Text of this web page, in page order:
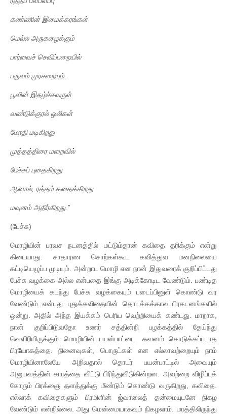
கண்ணின் இமைக்கரங்கள்
மெல்ல அருகழைக்கும்
பார்வைச் செவிப்பறையில்
பருவம் முரசறையும்.
பூவின் இதழ்ச்சுவருள்
வண்டுக்குரல் ஒலிகள்
மோதி மடிகிறது
முத்தத்திரை மறைவில்
பேச்சுப் புதைகிறது
ஆனால், ரத்தம் கதைக்கிறது
மவுனம் அதிர்கிறது. ”
(பேச்சு)
மொழியின் பரவச நடனத்தில் மட்டும்தான் கவிதை தரிக்கும் என்று
கிடையாது. சாதாரண சொற்கள்கூட கவித்துவ மனநிலையை
கட்டியெழுப்ப முடியும். அன்றாட மொழி என நான் இதுவரைக் குறிப்பிட்டது
பேச்சு வழக்கை அல்ல என்பதை இங்கு அடிக்கோடிட வேண்டும். பண்டித
மொழியைக் கடந்து பேச்சு வழக்கையும் படைப்பினுள் கொண்டு வர
வேண்டும் என்பது புதுக்கவிதையின் தொடக்கக்கால பிரகடனங்களில்
ஒன்று. அதில் அந்த இயக்கம் பெரிய வெற்றியைக் கண்டது. மாறாக,
நான் குறிப்பிடுவதோ உணர் சத்தின்றி பழக்கத்தில் தேய்ந்து
வெளிரியிருக்கும் மொழியின் பயன்பாட்டை. கவனம் கொடுக்கப்படாத
பிரயோகத்தை. நினைவுகள், பொருட்கள் என எல்லாவற்றையும் நாம்
மொழியினாலேயே அறிவதால் தொடர் பயன்பாட்டில் அவையும்
அனுபவத்தின் சாரத்தை விட்டு பிரிந்துவிடுகின்றன. அவற்றை விழிப்புக்
கோரும் பிரக்ஞை தளத்துக்கு மீண்டும் கொண்டு வருகிறது, கவிதை.
எல்லாக் கவிதைகளும் பிரமிளின் ஜ்வாலைத் தன்மையுடனே நிகழ
வேண்டும் என்றில்லை. அது மென்மையாகவும் நிகழலாம். மரத்திலிருந்து